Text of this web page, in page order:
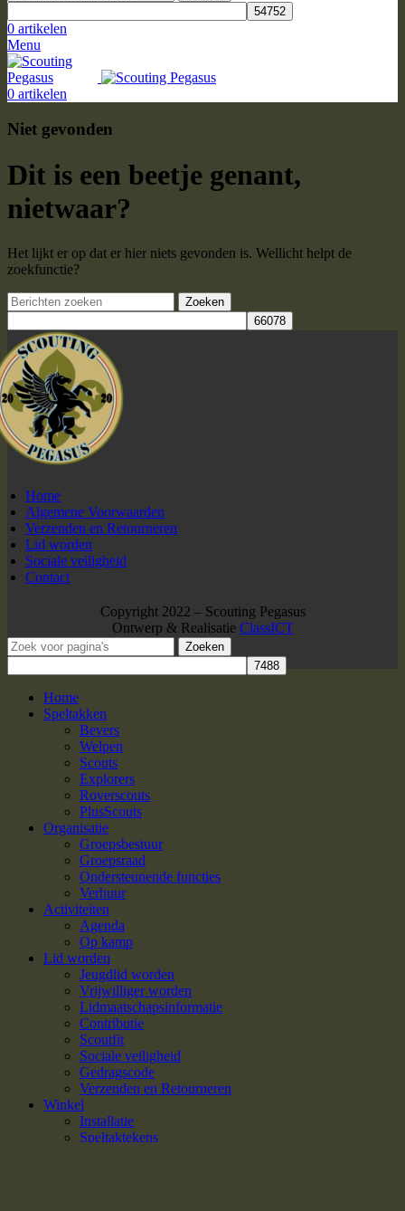
0 artikelen
Menu
0 artikelen
Niet gevonden
Dit is een beetje genant,
nietwaar?
Het lijkt er op dat er hier niets gevonden is. Wellicht helpt de
zoekfunctie?
Zoeken
Home
Algemene Voorwaarden
Verzenden en Retourneren
Lid worden
Sociale veiligheid
Contact
Copyright 2022 – Scouting Pegasus
Ontwerp & Realisatie ClassICT
Zoeken
Home
Speltakken
Bevers
Welpen
Scouts
Explorers
Roverscouts
PlusScouts
Organisatie
Groepsbestuur
Groepsraad
Ondersteunende functies
Verhuur
Activiteiten
Agenda
Op kamp
Lid worden
Jeugdlid worden
Vrijwilliger worden
Lidmaatschapsinformatie
Contributie
Scoutfit
Sociale veiligheid
Gedragscode
Verzenden en Retourneren
Winkel
Installatie
Speltaktekens